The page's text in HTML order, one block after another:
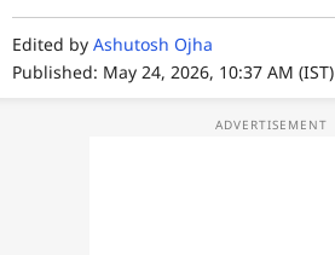
गेमिंग
फोटो
Edited by Ashutosh Ojha
Published: May 24, 2026, 10:37 AM (IST)